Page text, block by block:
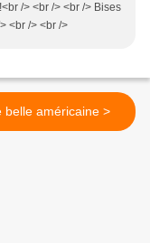
/> <br /> <br /> Bises
<br /> <br />
Une belle américaine >